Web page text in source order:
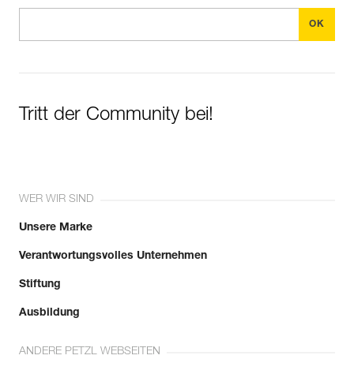
Tritt der Community bei!
WER WIR SIND
Unsere Marke
Verantwortungsvolles Unternehmen
Stiftung
Ausbildung
ANDERE PETZL WEBSEITEN